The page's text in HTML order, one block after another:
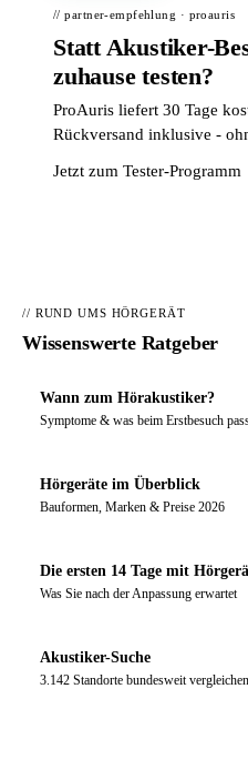
// partner-empfehlung · proauris
Statt Akustiker-
zuhause testen?
ProAuris liefert 30 Tage
Rückversand inklusive -
Jetzt zum Tester-
// RUND UMS HÖRGERÄT
Wissenswerte Ratgeber
Wann zum Hörakustiker?
Symptome & was beim Erstbesuch
Hörgeräte im Überblick
Bauformen, Marken & Preise 2026
Die ersten 14 Tage mit
Was Sie nach der Anpassung erwartet
Akustiker-Suche
3.142 Standorte bundesweit vergleichen